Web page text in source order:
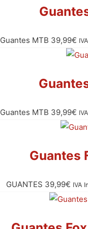
Guantes MTB 39,99€
Guantes MTB 39,99€
Guantes
GUANTES 39,99€ IVA